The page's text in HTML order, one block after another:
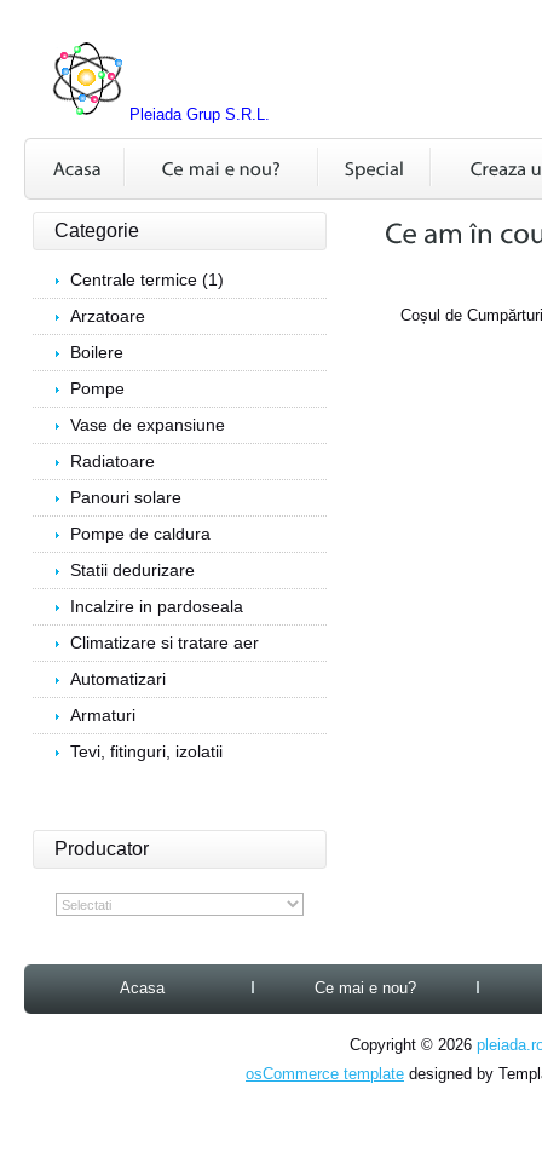
Pleiada Grup S.R.L.
Categorie
Centrale termice (1)
Arzatoare
Boilere
Pompe
Vase de expansiune
Radiatoare
Panouri solare
Pompe de caldura
Statii dedurizare
Incalzire in pardoseala
Climatizare si tratare aer
Automatizari
Armaturi
Tevi, fitinguri, izolatii
Producator
Coșul de
Acasa Ce mai e nou?
Copyright © 2026
osCommerce template designed by